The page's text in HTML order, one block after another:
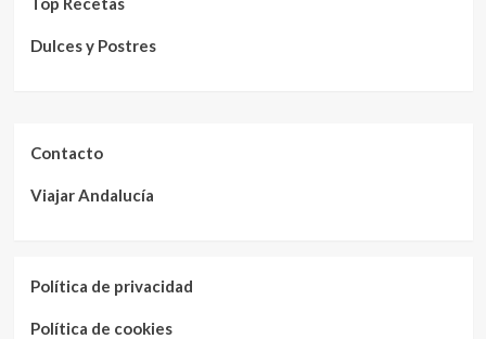
Dulces y Postres
Contacto
Viajar Andalucía
Política de privacidad
Política de cookies